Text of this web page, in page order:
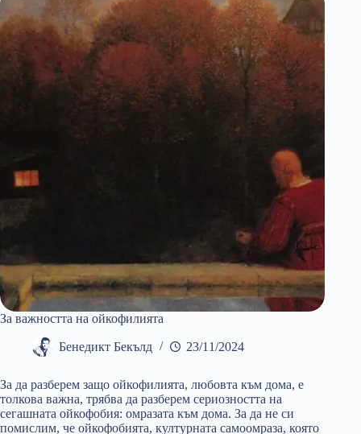
За важността на ойкофилията
Бенедикт Бекълд 23/11/2024
За да разберем защо ойкофилията, любовта към дома, е
толкова важна, трябва да разберем сериозността на
сегашната ойкофобия: омразата към дома. За да не си
помислим, че ойкофобията, културната самоомраза, която